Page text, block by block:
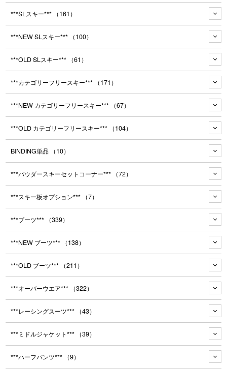
***SLスキー*** （161）
***NEW SLスキー*** （100）
***OLD SLスキー*** （61）
***カテゴリーフリースキー*** （171）
***NEW カテゴリーフリースキー*** （67）
***OLD カテゴリーフリースキー*** （104）
BINDING単品 （10）
***パウダースキーセットコーナー*** （72）
***スキー板オプション*** （7）
***ブーツ*** （339）
***NEW ブーツ*** （138）
***OLD ブーツ*** （211）
***オーバーウエア*** （322）
***レーシングスーツ*** （43）
***ミドルジャケット*** （39）
***ハーフパンツ*** （9）